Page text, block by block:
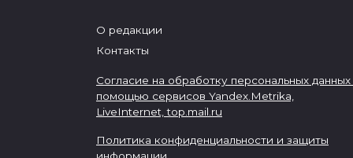
О редакции
Контакты
Согласие на обработку персональных данных
помощью сервисов Yandex.Metrika,
LiveInternet,top.mail.ru
Политика конфиденциальности и защиты